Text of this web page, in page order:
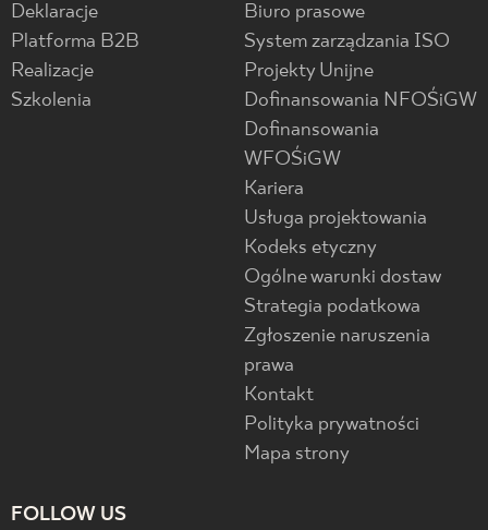
Deklaracje
Platforma B2B
Realizacje
Szkolenia
Biuro prasowe
System zarządzania ISO
Projekty Unijne
Dofinansowania NFOŚiGW
Dofinansowania
WFOŚiGW
Kariera
Usługa projektowania
Kodeks etyczny
Ogólne warunki dostaw
Strategia podatkowa
Zgłoszenie naruszenia
prawa
Kontakt
Polityka prywatności
Mapa strony
FOLLOW US